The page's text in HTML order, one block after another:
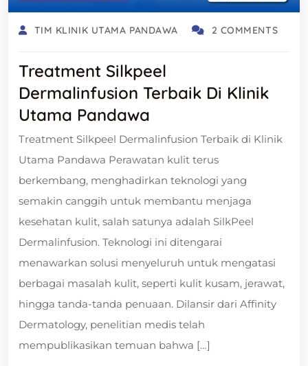
TIM KLINIK UTAMA PANDAWA 2 COMMENTS
Treatment Silkpeel
Dermalinfusion Terbaik Di Klinik
Utama Pandawa
Treatment Silkpeel Dermalinfusion Terbaik di Klinik
Utama Pandawa Perawatan kulit terus
berkembang, menghadirkan teknologi yang
semakin canggih untuk membantu menjaga
kesehatan kulit, salah satunya adalah SilkPeel
Dermalinfusion. Teknologi ini ditengarai
menawarkan solusi menyeluruh untuk mengatasi
berbagai masalah kulit, seperti kulit kusam, jerawat,
hingga tanda-tanda penuaan. Dilansir dari Affinity
Dermatology, penelitian medis telah
mempublikasikan temuan bahwa […]